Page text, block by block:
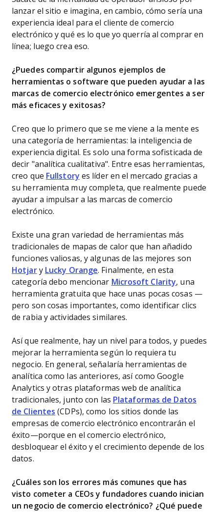
lanzar el sitio e imagina, en cambio, cómo sería una
experiencia ideal para el cliente de comercio
electrónico y qué es lo que yo querría al comprar en
línea; luego crea eso.
¿Puedes compartir algunos ejemplos de
herramientas o software que pueden ayudar a las
marcas de comercio electrónico emergentes a ser
más eficaces y exitosas?
Creo que lo primero que se me viene a la mente es
una categoría de herramientas: la inteligencia de
experiencia digital. Es solo una forma sofisticada de
decir "analítica cualitativa". Entre esas herramientas,
creo que Fullstory es líder en el mercado gracias a
su herramienta muy completa, que realmente puede
ayudar a impulsar a las marcas de comercio
electrónico.
Existe una gran variedad de herramientas más
tradicionales de mapas de calor que han añadido
funciones valiosas, y algunas de las mejores son
Hotjary Lucky Orange. Finalmente, en esta
categoría debo mencionar Microsoft Clarity, una
herramienta gratuita que hace unas pocas cosas —
pero son cosas importantes, como identificar clics
de rabia y actividades similares.
Así que realmente, hay un nivel para todos, y puedes
mejorar la herramienta según lo requiera tu
negocio. En general, señalaría herramientas de
analítica como las anteriores, así como Google
Analytics y otras plataformas web de analítica
tradicionales, junto con las Plataformas de Datos
de Clientes (CDPs), como los sitios donde las
empresas de comercio electrónico encontrarán el
éxito—porque en el comercio electrónico,
desbloquear el éxito y el crecimiento depende de los
datos.
¿Cuáles son los errores más comunes que has
visto cometer a CEOs y fundadores cuando inician
un negocio de comercio electrónico? ¿Qué puede